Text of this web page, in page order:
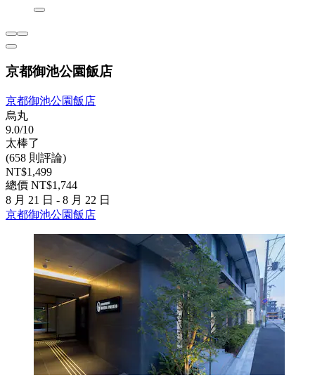
京都御池公園飯店
京都御池公園飯店
烏丸
9.0/10
太棒了
(658 則評論)
NT$1,499
總價 NT$1,744
8 月 21 日 - 8 月 22 日
京都御池公園飯店